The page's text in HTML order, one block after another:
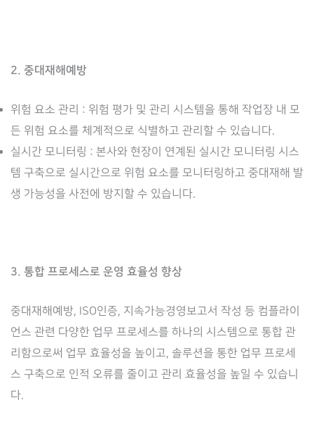
2. 중대재해예방
위험 요소 관리 : 위험 평가 및 관리 시스템을 통해 작업장 내 모
든 위험 요소를 체계적으로 식별하고 관리할 수 있습니다.
실시간 모니터링 : 본사와 현장이 연계된 실시간 모니터링 시스
템 구축으로 실시간으로 위험 요소를 모니터링하고 중대재해 발
생 가능성을 사전에 방지할 수 있습니다.
3. 통합 프로세스로 운영 효율성 향상
중대재해예방, ISO인증, 지속가능경영보고서 작성 등 컴플라이
언스 관련 다양한 업무 프로세스를 하나의 시스템으로 통합 관
리함으로써 업무 효율성을 높이고, 솔루션을 통한 업무 프로세
스 구축으로 인적 오류를 줄이고 관리 효율성을 높일 수 있습니
다.